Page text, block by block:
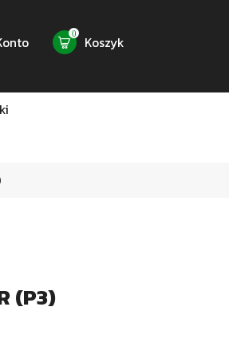
0 Koszyk
(P3)